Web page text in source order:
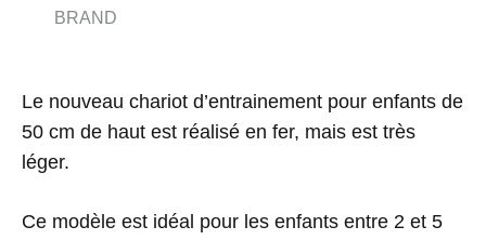
BRAND
Le nouveau chariot d’entrainement pour enfants de
50 cm de haut est réalisé en fer, mais est très
léger.
Ce modèle est idéal pour les enfants entre 2 et 5